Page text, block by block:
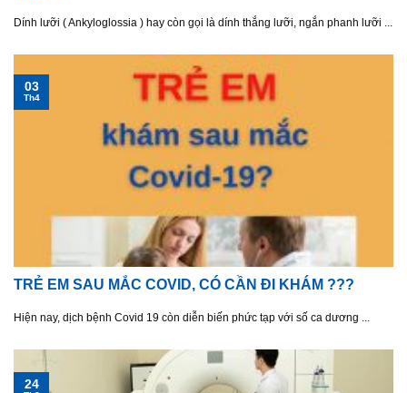
Dính lưỡi ( Ankyloglossia ) hay còn gọi là dính thắng lưỡi, ngắn phanh lưỡi ...
TRẺ EM SAU MẮC COVID, CÓ CẦN ĐI KHÁM ???
Hiện nay, dịch bệnh Covid 19 còn diễn biến phức tạp với số ca dương ...
03
Th4
24